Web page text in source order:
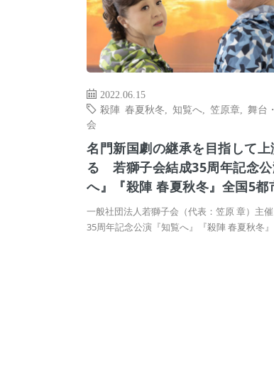
2022.06.15
殺陣 春夏秋冬
知覧へ 笠原章 舞台
会
名門新国劇の継承を目指して
る 若獅子会結成35周年記念
へ』『殺陣 春夏秋冬』全国5都
一般社団法人若獅子会（代表：笠原 章）主
35周年記念公演『知覧へ』『殺陣 春夏秋冬